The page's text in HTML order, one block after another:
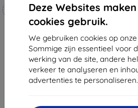
Deze Websites
cookies gebruik.
We gebruiken cookies op onze
Sommige zijn essentieel voor
werking van de site, andere
verkeer te analyseren en
advertenties te personaliseren.
Op maat gemaakt
€ 20,90
€ 18,80
Op voorraad: 3 stuks